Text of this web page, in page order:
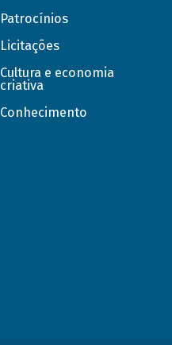
Patrocínios
Licitações
Cultura e economia
criativa
Conhecimento